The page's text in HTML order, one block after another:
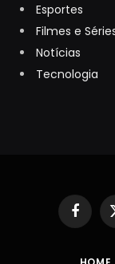
Esportes
Filmes e
Notícias
Tecnologia